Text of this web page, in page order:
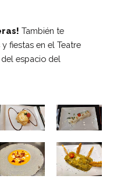
Funcional
de Trabajo
Industriales
laboral
También te
fiestas en el Teatre
espacio del